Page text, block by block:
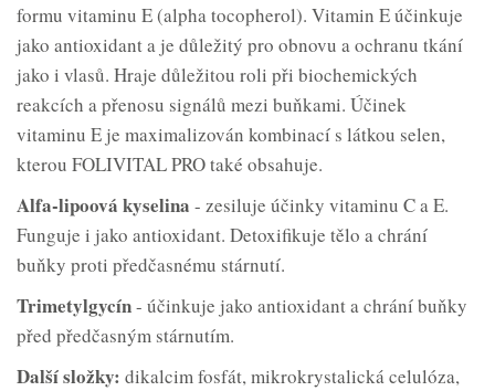
formu vitaminu E (alpha tocopherol). Vitamin E účinkuje
jako antioxidant a je důležitý pro obnovu a ochranu tkání
jako i vlasů. Hraje důležitou roli při biochemických
reakcích a přenosu signálů mezi buňkami. Účinek
vitaminu E je maximalizován kombinací s látkou selen,
kterou FOLIVITAL PRO také obsahuje.
Alfa-lipoová kyselina - zesiluje účinky vitaminu C a E.
Funguje i jako antioxidant. Detoxifikuje tělo a chrání
buňky proti předčasnému stárnutí.
Trimetylgycín- účinkuje jako antioxidant a chrání buňky
před předčasným stárnutím.
Další složky: dikalcim fosfát, mikrokrystalická celulóza,